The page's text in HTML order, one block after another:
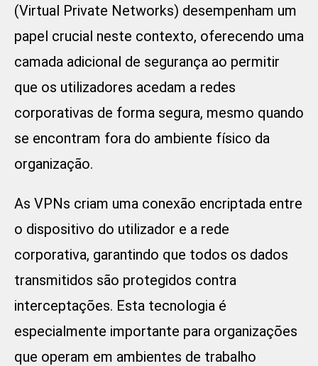
(Virtual Private Networks) desempenham um
papel crucial neste contexto, oferecendo uma
camada adicional de segurança ao permitir
que os utilizadores acedam a redes
corporativas de forma segura, mesmo quando
se encontram fora do ambiente físico da
organização.
As VPNs criam uma conexão encriptada entre
o dispositivo do utilizador e a rede
corporativa, garantindo que todos os dados
transmitidos são protegidos contra
interceptações. Esta tecnologia é
especialmente importante para organizações
que operam em ambientes de trabalho